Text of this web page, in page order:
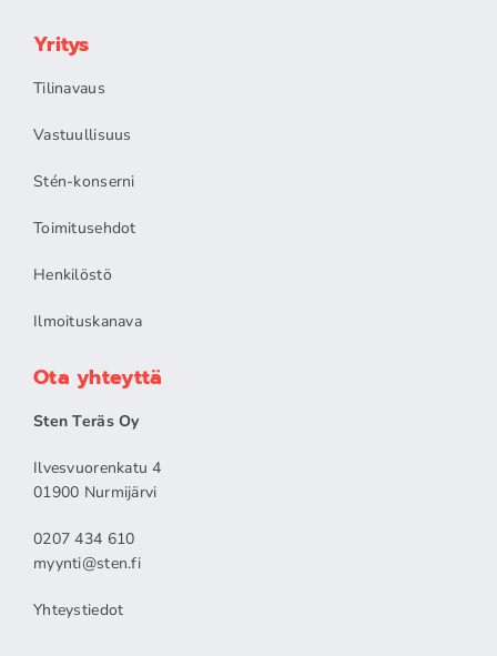
Yritys
Tilinavaus
Vastuullisuus
Stén-konserni
Toimitusehdot
Henkilöstö
Ilmoituskanava
Ota yhteyttä
Sten Teräs Oy
Ilvesvuorenkatu 4
01900 Nurmijärvi
0207 434 610
myynti@sten.fi
Yhteystiedot